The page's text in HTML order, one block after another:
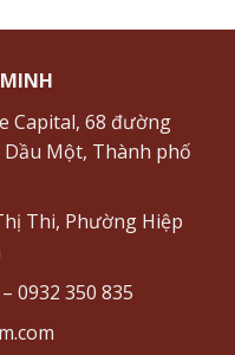
Capital, 68 đường
Một, Thành phố
Thi, Phường Hiệp
0932 350 835